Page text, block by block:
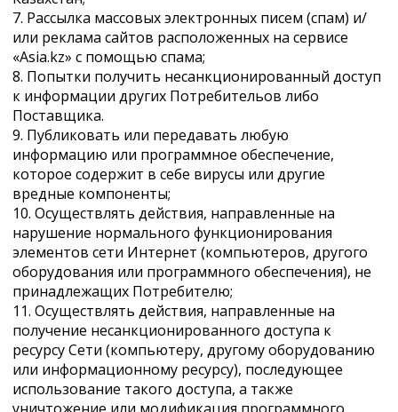
7. Рассылка массовых электронных писем (спам) и/
или реклама сайтов расположенных на сервисе
«Asia.kz» с помощью спама;
8. Попытки получить несанкционированный доступ
к информации других Потребительов либо
Поставщика.
9. Публиковать или передавать любую
информацию или программное обеспечение,
которое содержит в себе вирусы или другие
вредные компоненты;
10. Осуществлять действия, направленные на
нарушение нормального функционирования
элементов сети Интернет (компьютеров, другого
оборудования или программного обеспечения), не
принадлежащих Потребителю;
11. Осуществлять действия, направленные на
получение несанкционированного доступа к
ресурсу Сети (компьютеру, другому оборудованию
или информационному ресурсу), последующее
использование такого доступа, а также